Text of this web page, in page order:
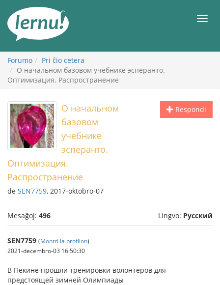
enhavo
Forumo
Pri ĉio cetera
О начальном базовом учебнике эсперанто.
Оптимизация. Распространение
Respondi
О начальном
базовом
учебнике
эсперанто.
Оптимизация.
Распространение
de SEN7759, 2017-oktobro-07
Mesaĝoj: 496 Lingvo: Русский
SEN7759 (Montri la profilon)
2021-decembro-03 16:50:30
В Пекине прошли тренировки волонтеров для
предстоящей зимней Олимпиады